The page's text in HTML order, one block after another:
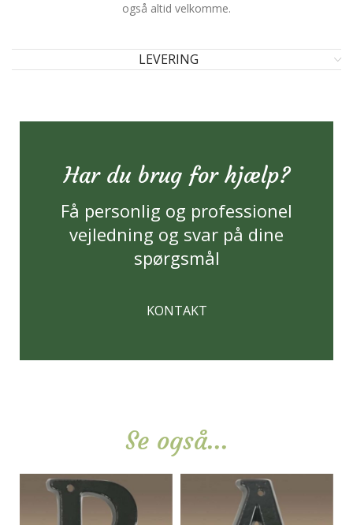
også altid velkomme.
LEVERING
Har du brug for hjælp?
Få personlig og professionel
vejledning og svar på dine
spørgsmål
KONTAKT
Se også...